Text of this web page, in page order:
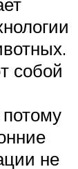
собой
не